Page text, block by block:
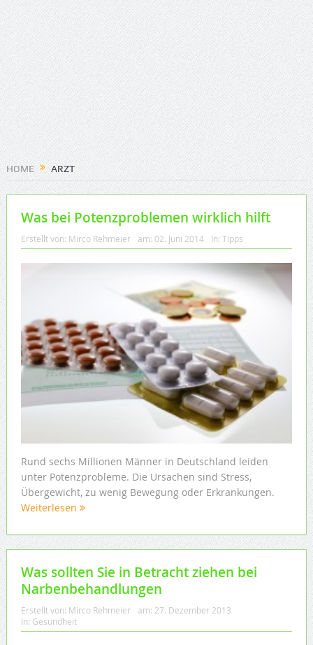
HOME ARZT
Was bei Potenzproblemen wirklich hilft
Erstellt von: Mirco Rehmeier am: 02. Juni 2014 In: Tipps
Rund sechs Millionen Männer in Deutschland leiden
unter Potenzprobleme. Die Ursachen sind Stress,
Übergewicht, zu wenig Bewegung oder Erkrankungen.
Weiterlesen
Was sollten Sie in Betracht ziehen bei
Narbenbehandlungen
Erstellt von: Mirco Rehmeier am: 27. Dezember 2013
In: Gesundheit